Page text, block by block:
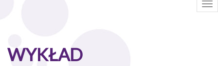
WYKŁAD